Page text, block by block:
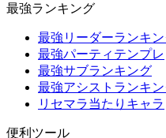
最強ランキング
最強リーダーランキ
最強パーティテンプレ
最強サブランキング
最強アシストランキ
リセマラ当たりキャラ
便利ツール